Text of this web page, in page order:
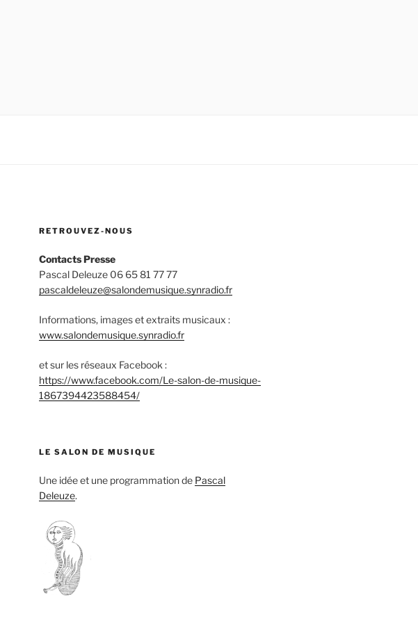
RETROUVEZ-NOUS
Contacts Presse
Pascal Deleuze 06 65 81 77 77
pascaldeleuze@salondemusique.synradio.fr
Informations, images et extraits musicaux :
www.salondemusique.synradio.fr
et sur les réseaux Facebook :
https://www.facebook.com/Le-salon-de-musique-
1867394423588454/
LE SALON DE MUSIQUE
Une idée et une programmation de Pascal
Deleuze.